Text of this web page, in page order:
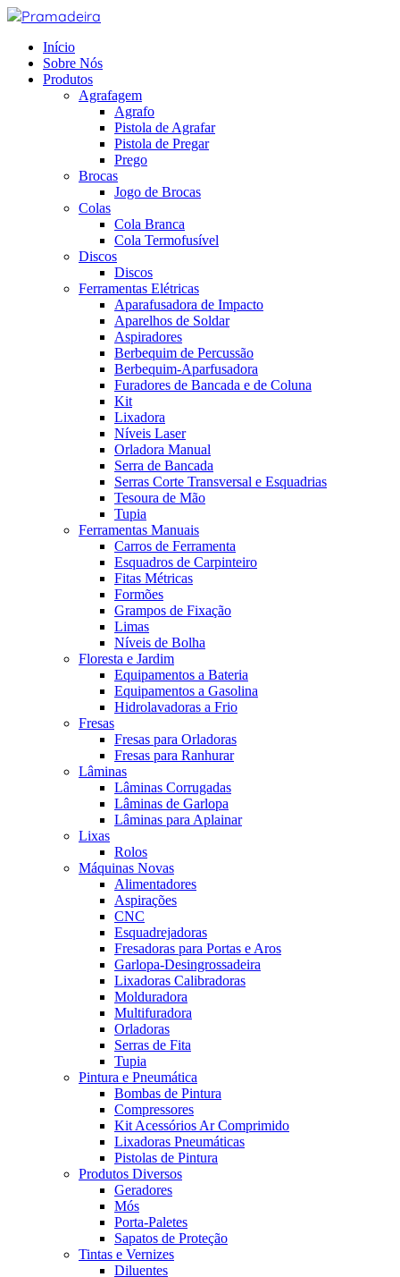
Skip
contentInício
Sobre Nós
Produtos
Agrafagem
Agrafo
Pistola de Agrafar
Pistola de Pregar
Prego
Brocas
Jogo de Brocas
Colas
Cola Branca
Cola Termofusível
Discos
Discos
Ferramentas Elétricas
Aparafusadora de Impacto
Aparelhos de Soldar
Aspiradores
Berbequim de Percussão
Berbequim-Aparfusadora
Furadores de Bancada e de Coluna
Kit
Lixadora
Níveis Laser
Orladora Manual
Serra de Bancada
Serras Corte Transversal e Esquadrias
Tesoura de Mão
Tupia
Ferramentas Manuais
Carros de Ferramenta
Esquadros de Carpinteiro
Fitas Métricas
Formões
Grampos de Fixação
Limas
Níveis de Bolha
Floresta e Jardim
Equipamentos a Bateria
Equipamentos a Gasolina
Hidrolavadoras a Frio
Fresas
Fresas para Orladoras
Fresas para Ranhurar
Lâminas
Lâminas Corrugadas
Lâminas de Garlopa
Lâminas para Aplainar
Lixas
Rolos
Máquinas Novas
Alimentadores
Aspirações
CNC
Esquadrejadoras
Fresadoras para Portas e Aros
Garlopa-Desingrossadeira
Lixadoras Calibradoras
Molduradora
Multifuradora
Orladoras
Serras de Fita
Tupia
Pintura e Pneumática
Bombas de Pintura
Compressores
Kit Acessórios Ar Comprimido
Lixadoras Pneumáticas
Pistolas de Pintura
Produtos Diversos
Geradores
Mós
Porta-Paletes
Sapatos de Proteção
Tintas e Vernizes
Diluentes